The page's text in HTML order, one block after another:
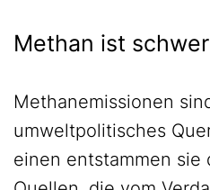
Methan ist
Methanemissionen
umweltpolitisches
einen entstammen sie